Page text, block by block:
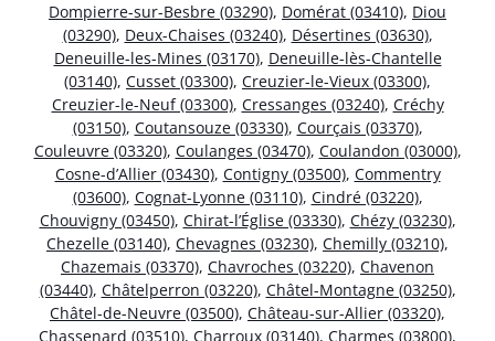
Dompierre-sur-Besbre (03290), Domérat (03410), Diou
(03290), Deux-Chaises (03240), Désertines (03630),
Deneuille-les-Mines (03170), Deneuille-lès-Chantelle
(03140), Cusset (03300), Creuzier-le-Vieux (03300),
Creuzier-le-Neuf (03300), Cressanges (03240), Créchy
(03150), Coutansouze (03330), Courçais (03370),
Couleuvre (03320), Coulanges (03470), Coulandon (03000),
Cosne-d’Allier (03430), Contigny (03500), Commentry
(03600), Cognat-Lyonne (03110), Cindré (03220),
Chouvigny (03450), Chirat-l’Église (03330), Chézy (03230),
Chezelle (03140), Chevagnes (03230), Chemilly (03210),
Chazemais (03370), Chavroches (03220), Chavenon
(03440), Châtelperron (03220), Châtel-Montagne (03250),
Châtel-de-Neuvre (03500), Château-sur-Allier (03320),
Chassenard (03510), Charroux (03140), Charmes (03800),